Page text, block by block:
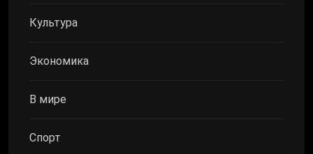
Культура
Экономика
В мире
Спорт